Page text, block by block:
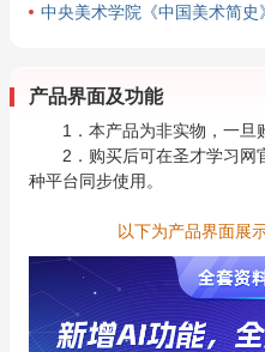
中央美术学院《中国美术简史》
产品界面及功能
1．本产品为非实物，一旦
2．购买后可在圣才学习网
种平台同步使用。
以下为产品界面展